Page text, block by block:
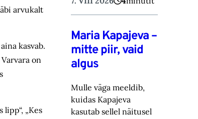
arvukalt
kasvab.
on
„Kes
Maria Kapajeva –
mitte piir, vaid
algus
Mulle väga meeldib,
kuidas Kapajeva
kasutab sellel näitusel